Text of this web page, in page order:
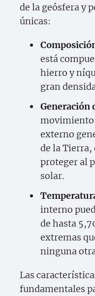
de la geósfera y
únicas:
está
hierro y
gran
Generación
movimiento
externo
de la Tierra,
proteger al
solar.
interno
de hasta
extremas
ninguna
Las
fundamentales